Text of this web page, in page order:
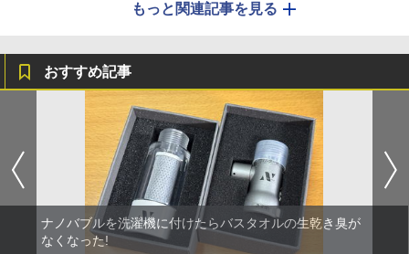
もっと関連記事を見る
おすすめ記事
ナノバブルを洗濯機に付けたらバスタオルの生乾き臭が
なくなった!